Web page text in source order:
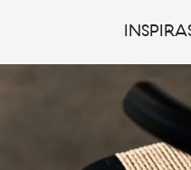
hjemmet ditt, uansett stil. På
med å skape flere
spesielle anledninger og
Tenk deg å kose deg på